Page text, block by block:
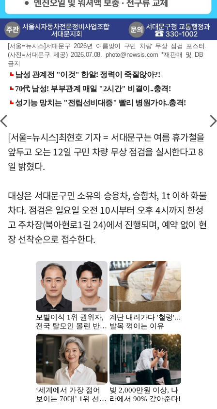
[서울=뉴시스]서대문구 2026년 여름맞이 구민 차량 무상 점검 포스터.
(사진=서대문구 제공) 2026.07.08. photo@newsis.com *재판매 및 DB
금지
[서울=뉴시스]최현호 기자 = 서대문구는 여름 휴가철을
앞두고 오는 12일 구민 차량 무상 점검을 실시한다고 8
일 밝혔다.
대상은 서대문구민 소유의 승용차, 승합차, 1t 이하 화물
차다. 점검은 일요일 오전 10시부터 오후 4시까지 한성
고 주차장(북아현로1길 24)에서 진행되며, 예약 없이 현
장 선착순으로 접수한다.